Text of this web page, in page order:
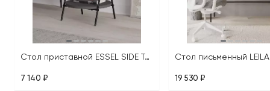
Стол приставной ESSEL SIDE TABLE
7 140 ₽ 19 530 ₽